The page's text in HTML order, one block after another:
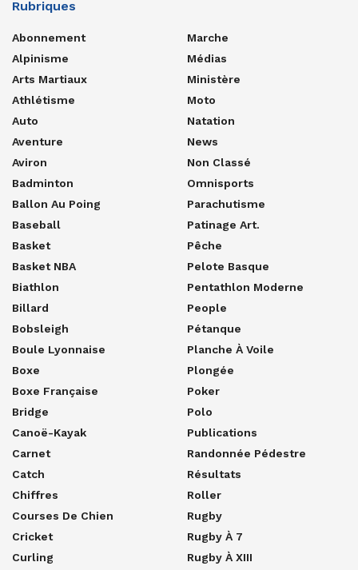
Rubriques
Abonnement
Alpinisme
Arts Martiaux
Athlétisme
Auto
Aventure
Aviron
Badminton
Ballon Au Poing
Baseball
Basket
Basket NBA
Biathlon
Billard
Bobsleigh
Boule Lyonnaise
Boxe
Boxe Française
Bridge
Canoë-Kayak
Carnet
Catch
Chiffres
Courses De Chien
Cricket
Curling
Marche
Médias
Ministère
Moto
Natation
News
Non Classé
Omnisports
Parachutisme
Patinage Art.
Pêche
Pelote Basque
Pentathlon Moderne
People
Pétanque
Planche À Voile
Plongée
Poker
Polo
Publications
Randonnée Pédestre
Résultats
Roller
Rugby
Rugby À 7
Rugby À XIII